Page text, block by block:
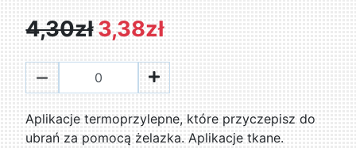
4,30zł 3,38zł
Aplikacje termoprzylepne, które przyczepisz do
ubrań za pomocą żelazka. Aplikacje tkane.